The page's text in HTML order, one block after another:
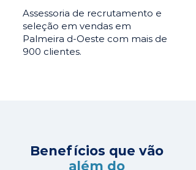
Assessoria de recrutamento e
seleção em vendas em
Palmeira d-Oeste com mais de
900 clientes.
Benefícios que vão
além do